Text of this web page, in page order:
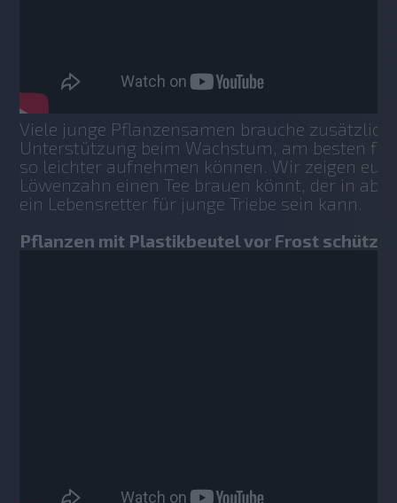
Viele junge Pflanzensamen brauche
Unterstützung beim Wachstum, am besten
so leichter aufnehmen können. Wir zeigen
Löwenzahn einen Tee brauen könnt, der in
ein Lebensretter für junge Triebe sein kann.
Pflanzen mit Plastikbeutel vor Frost